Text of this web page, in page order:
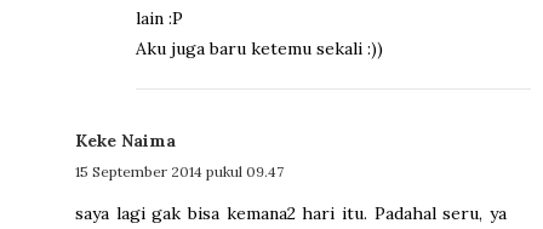
lain :P
Aku juga baru ketemu sekali :))
Keke Naima
15 September 2014 pukul 09.47
saya lagi gak bisa kemana2 hari itu. Padahal seru, ya